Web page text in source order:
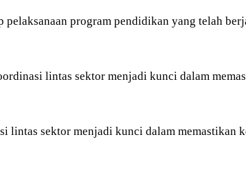
program pendidikan yang telah
lintas sektor menjadi kunci dalam
lintas sektor menjadi kunci dalam memastikan